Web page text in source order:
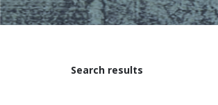
Search results